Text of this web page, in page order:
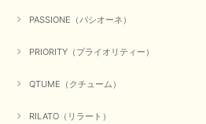
PASSIONE（パシオーネ）
PRIORITY（プライオリティー）
QTUME（クチューム）
RILATO（リラート）